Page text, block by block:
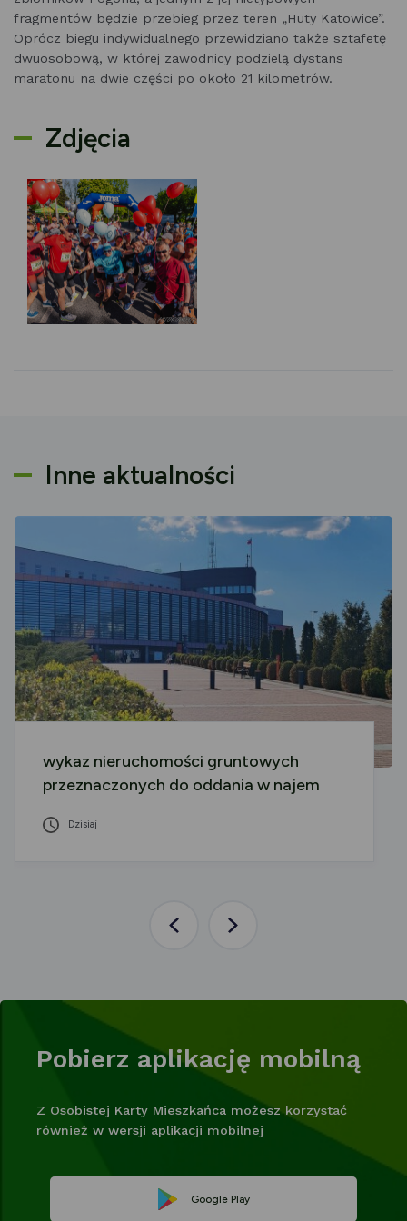
fragmentów będzie przebieg przez teren „Huty Katowice”.
Oprócz biegu indywidualnego przewidziano także sztafetę
dwuosobową, w której zawodnicy podzielą dystans
maratonu na dwie części po około 21 kilometrów.
Zdjęcia
Inne aktualności
wykaz nieruchomości gruntowych
przeznaczonych do oddania w najem
Dzisiaj
PoprzedniaNastępna
Pobierz aplikację mobilną
Z Osobistej Karty Mieszkańca możesz korzystać
również w wersji aplikacji mobilnej
Google PlayLink